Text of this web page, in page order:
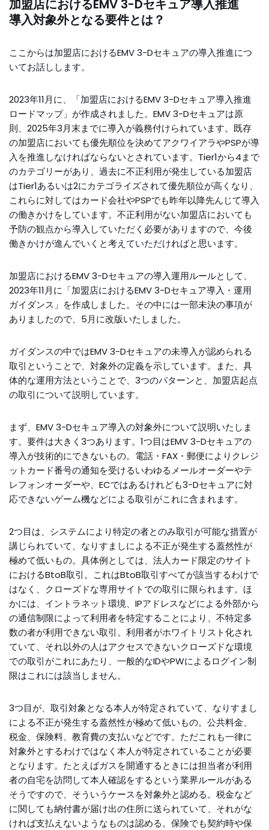
加盟店におけるEMV 3-Dセキュア導入推進
導入対象外となる要件とは？
ここからは加盟店におけるEMV 3-Dセキュアの導入推進につ
いてお話しします。
2023年11月に、「加盟店におけるEMV 3-Dセキュア導入推進
ロードマップ」が作成されました。EMV 3-Dセキュアは原
則、2025年3月末までに導入が義務付けられています。既存
の加盟店においても優先順位を決めてアクワイアラやPSPが導
入を推進しなければならないとされています。Tier1から4まで
のカテゴリーがあり、過去に不正利用が発生している加盟店
はTier1あるいは2にカテゴライズされて優先順位が高くなり、
これらに対してはカード会社やPSPでも昨年以降先んじて導入
の働きかけをしています。不正利用がない加盟店においても
予防の観点から導入していただく必要がありますので、今後
働きかけが進んでいくと考えていただければと思います。
加盟店におけるEMV 3-Dセキュアの導入運用ルールとして、
2023年11月に「加盟店におけるEMV 3-Dセキュア導入・運用
ガイダンス」を作成しました。その中には一部未決の事項が
ありましたので、5月に改版いたしました。
ガイダンスの中ではEMV 3-Dセキュアの未導入が認められる
取引ということで、対象外の定義を示しています。また、具
体的な運用方法ということで、3つのパターンと、加盟店起点
の取引について説明しています。
まず、EMV 3-Dセキュア導入の対象外について説明いたしま
す。要件は大きく3つあります。1つ目はEMV 3-Dセキュアの
導入が技術的にできないもの。電話・FAX・郵便によりクレジ
ットカード番号の通知を受けるいわゆるメールオーダーやテ
レフォンオーダーや、ECではあるけれども3-Dセキュアに対
応できないゲーム機などによる取引がこれに含まれます。
2つ目は、システムにより特定の者とのみ取引が可能な措置が
講じられていて、なりすましによる不正が発生する蓋然性が
極めて低いもの。具体例としては、法人カード限定のサイト
におけるBtoB取引。これはBtoB取引すべてが該当するわけで
はなく、クローズドな専用サイトでの取引に限られます。ほ
かには、イントラネット環境、IPアドレスなどによる外部から
の通信制限によって利用者を特定することにより、不特定多
数の者が利用できない取引。利用者がホワイトリスト化され
ていて、それ以外の人はアクセスできないクローズドな環境
での取引がこれにあたり、一般的なIDやPWによるログイン制
限はこれには該当しません。
3つ目が、取引対象となる本人が特定されていて、なりすまし
による不正が発生する蓋然性が極めて低いもの。公共料金、
税金、保険料、教育費の支払いなどです。ただこれも一律に
対象外とするわけではなく本人が特定されていることが必要
となります。たとえばガスを開通するときには担当者が利用
者の自宅を訪問して本人確認をするという業界ルールがある
そうですので、そういうケースを対象外と認める。税金など
に関しても納付書が届け出の住所に送られていて、それがな
ければ支払えないようなものは認める。保険でも契約時や保